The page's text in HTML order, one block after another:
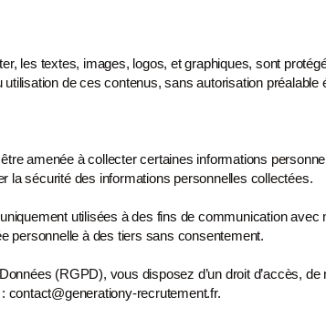
les textes, images, logos, et graphiques, sont
utilisation de ces contenus, sans autorisation préalable
être amenée àcollecter certaines informations
la sécurité des informations personnelles collectées.
utilisées à des fins de communication avec
personnelle à des tiers sans consentement.
(RGPD), vous disposez d’un droit d’accès,
contact@generationy-recrutement.fr.